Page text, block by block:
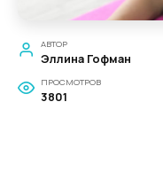
АВТОР
Эллина Гофман
ПРОСМОТРОВ
3801